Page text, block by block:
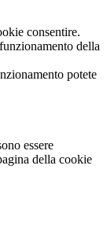
consentire.
della
potete
essere
della cookie